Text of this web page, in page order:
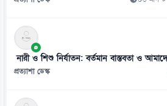
১১
জুলাইয়ের ‘নীরব বিপ্লবীদের’ প্রতি নাহিদের
০৭ আগস্ট
১২
নারী ও শিশু নির্যাতন: বর্তমান বাস্তবতা ও
প্রত্যাশা ডেস্ক